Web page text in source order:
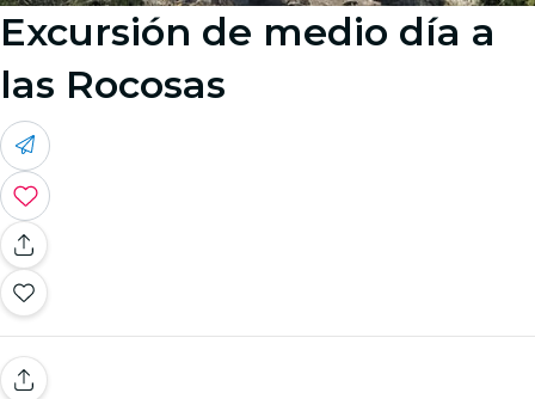
Excursión de medio día a
las Rocosas